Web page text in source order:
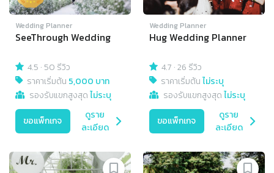
Wedding Planner
SeeThrough Wedding
4.5 · 50 รีวิว
ราคาเริ่มต้น 5,000 บาท
รองรับแขกสูงสุดไม่ระบุ
ขอแพ็กเกจ
ดูราย
ละเอียด
Wedding Planner
Hug Wedding Planner
4.7 ·26 รีวิว
ราคาเริ่มต้นไม่ระบุ
รองรับแขกสูงสุดไม่ระบุ
ขอแพ็กเกจ
ดูราย
ละเอียด